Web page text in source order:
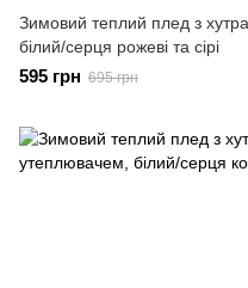
Зимовий теплий плед з
білий/серця рожеві та сірі
595 грн 695 грн